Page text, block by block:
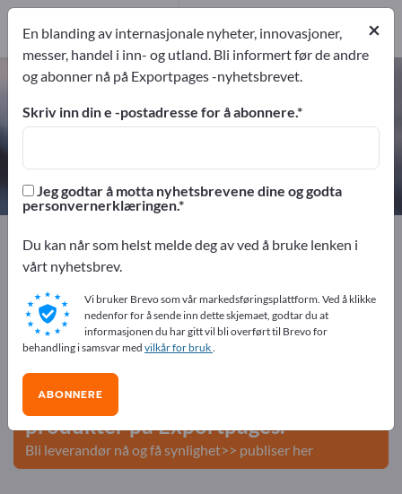
Silikontetningsstoffer – finn
produsenter og leverandører
1
1
Exportpages Kjemi og farmasi
Liming teknologi
Silikontetningsstoffer
Annonser gratis på Exportpages!
Behov – Tilbud – Brukte varer – Forretningskontakter >>
start her
Publiser din bedrift og dine
produkter på Exportpages.
Bli leverandør nå og få synlighet>> publiser her
×
En blanding av internasjonale nyheter, innovasjoner,
messer, handel i inn- og utland. Bli informert før de andre
og abonner nå på Exportpages -nyhetsbrevet.
Skriv inn din e -postadresse for å abonnere.
Jeg godtar å motta nyhetsbrevene dine og godta
personvernerklæringen.
Du kan når som helst melde deg av ved å bruke lenken i
vårt nyhetsbrev.
Vi bruker Brevo som vår markedsføringsplattform. Ved å klikke
nedenfor for å sende inn dette skjemaet, godtar du at
informasjonen du har gitt vil bli overført til Brevo for
behandling i samsvar med vilkår for bruk.
ABONNERE